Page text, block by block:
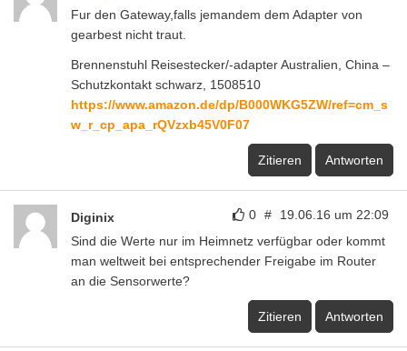
Fur den Gateway,falls jemandem dem Adapter von
gearbest nicht traut.
Brennenstuhl Reisestecker/-adapter Australien, China –
Schutzkontakt schwarz, 1508510
https://www.amazon.de/dp/B000WKG5ZW/ref=cm_s
w_r_cp_apa_rQVzxb45V0F07
Zitieren Antworten
0 # 19.06.16 um 22:09
Diginix
Sind die Werte nur im Heimnetz verfügbar oder kommt
man weltweit bei entsprechender Freigabe im Router
an die Sensorwerte?
Zitieren Antworten